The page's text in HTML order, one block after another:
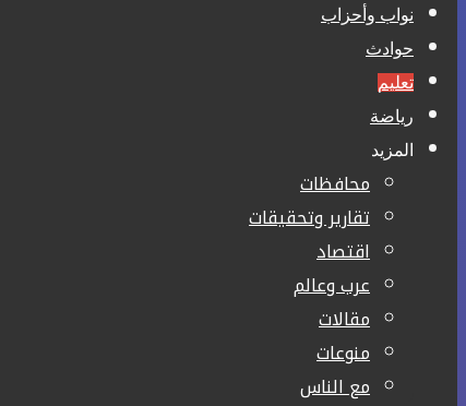
نواب وأحزاب
حوادث
تعليم
رياضة
المزيد
محافظات
تقارير وتحقيقات
اقتصاد
عرب وعالم
مقالات
منوعات
مع الناس